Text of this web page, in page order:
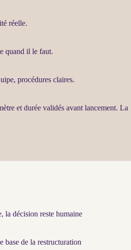
réelle.
quand il le faut.
procédures claires.
et durée validés avant lancement. La
la décision reste humaine
base de la restructuration